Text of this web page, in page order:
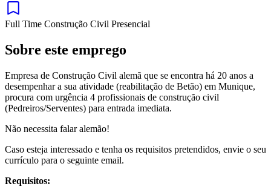
Full Time Construção Civil Presencial
Sobre este emprego
Empresa de Construção Civil alemã que se encontra há 20 anos a
desempenhar a sua atividade (reabilitação de Betão) em Munique,
procura com urgência 4 profissionais de construção civil
(Pedreiros/Serventes) para entrada imediata.
Não necessita falar alemão!
Caso esteja interessado e tenha os requisitos pretendidos, envie o seu
currículo para o seguinte email.
Requisitos: